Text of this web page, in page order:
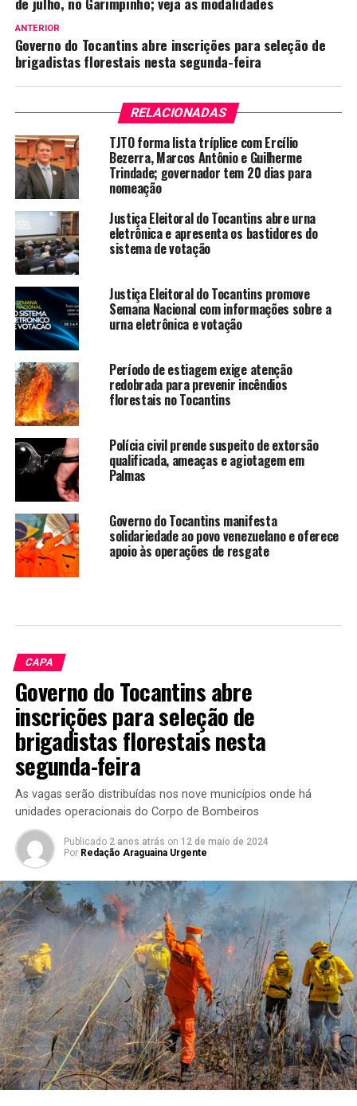
ANTERIOR
Governo do Tocantins abre inscrições para seleção de
brigadistas florestais nesta segunda-feira
RELACIONADAS
TJTO forma lista tríplice com Ercílio
Bezerra, Marcos Antônio e Guilherme
Trindade; governador tem 20 dias para
nomeação
Justiça Eleitoral do Tocantins abre urna
eletrônica e apresenta os bastidores do
sistema de votação
Justiça Eleitoral do Tocantins promove
Semana Nacional com informações sobre a
urna eletrônica e votação
Período de estiagem exige atenção
redobrada para prevenir incêndios
florestais no Tocantins
Polícia civil prende suspeito de extorsão
qualificada, ameaças e agiotagem em
Palmas
Governo do Tocantins manifesta
solidariedade ao povo venezuelano e oferece
apoio às operações de resgate
CAPA
Governo do Tocantins abre
inscrições para seleção de
brigadistas florestais nesta
segunda-feira
As vagas serão distribuídas nos nove municípios onde há
unidades operacionais do Corpo de Bombeiros
Publicado 2 anos atrás on 12 de maio de 2024
Por Redação Araguaina Urgente